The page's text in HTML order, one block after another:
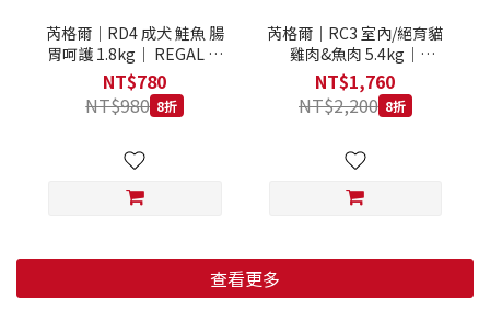
芮格爾｜RD4 成犬 鮭魚 腸
胃呵護 1.8kg｜ REGAL 天
然犬糧 狗飼料
NT$780
NT$980 8折
芮格爾｜RC3 室內/絕育貓
雞肉&魚肉 5.4kg｜
REGAL 天然貓糧 貓飼料
NT$1,760
NT$2,200 8折
查看更多